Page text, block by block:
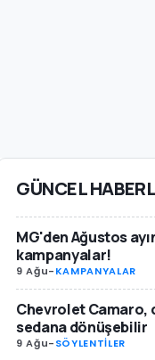
GÜNCEL
MG'den Ağustos
kampanyalar!
9 Ağu-KAMPANYALAR
Chevrolet Camaro,
sedana dönüşebilir
9 Ağu-SÖYLENTİLER